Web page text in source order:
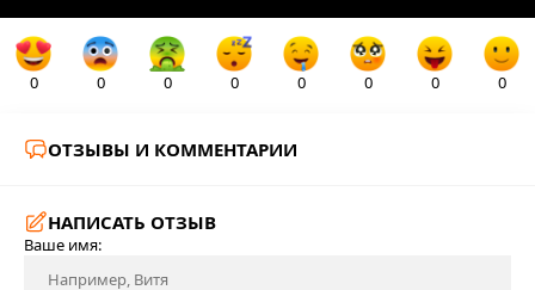
0 0 0 0 0 0 0 0
ОТЗЫВЫ И КОММЕНТАРИИ
НАПИСАТЬ ОТЗЫВ
Ваше имя: